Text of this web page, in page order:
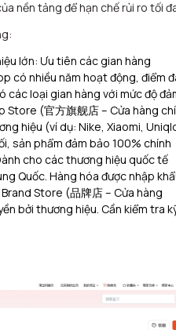
nền tảng để hạn chế rủi ro tối
lớn: Ưu tiên các gian hàng
có nhiều năm hoạt động, điểm
các loại gian hàng với mức độ
Store (官方旗舰店 – Cửa hàng
hiệu (ví dụ: Nike, Xiaomi,
sản phẩm đảm bảo 100% chính
cho các thương hiệu quốc tế
Quốc. Hàng hóa được nhập
Store (品牌店 – Cửa hàng
bởi thương hiệu. Cần kiểm tra